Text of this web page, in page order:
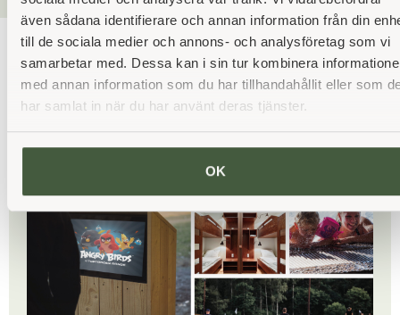
även sådana identifierare och annan information från din
till de sociala medier och annons- och analysföretag som vi
samarbetar med. Dessa kan i sin tur kombinera
med annan information som du har tillhandahållit eller som
har samlat in när du har använt deras tjänster.
OK
Entdecken Sie unsere
anderen Pakete